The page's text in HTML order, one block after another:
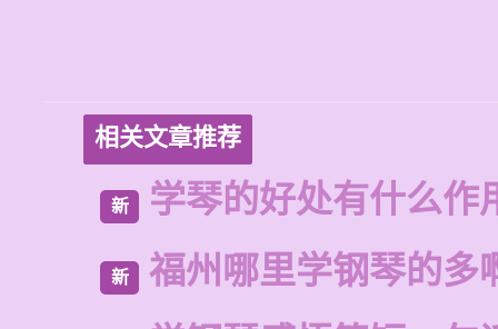
相关文章推荐
新 学琴的好处有什么作
新
福州哪里学钢琴的多